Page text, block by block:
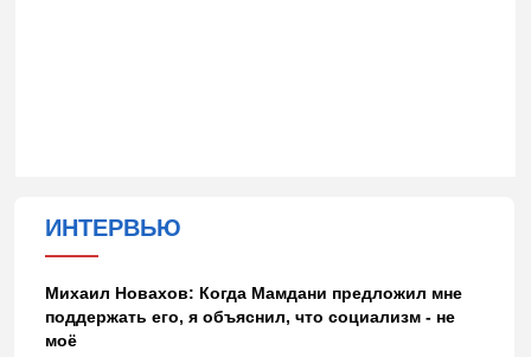
ИНТЕРВЬЮ
Михаил Новахов: Когда Мамдани предложил мне
поддержать его, я объяснил, что социализм - не
моё